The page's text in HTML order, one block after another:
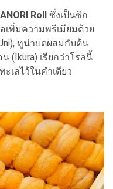
Roll ซึ่งเป็นซิก
เพิ่มความพรีเมียมด้วย
ทูน่าบดผสมกับต้น
(Ikura) เรียกว่าโรลนี้
เลไว้ในคำเดียว